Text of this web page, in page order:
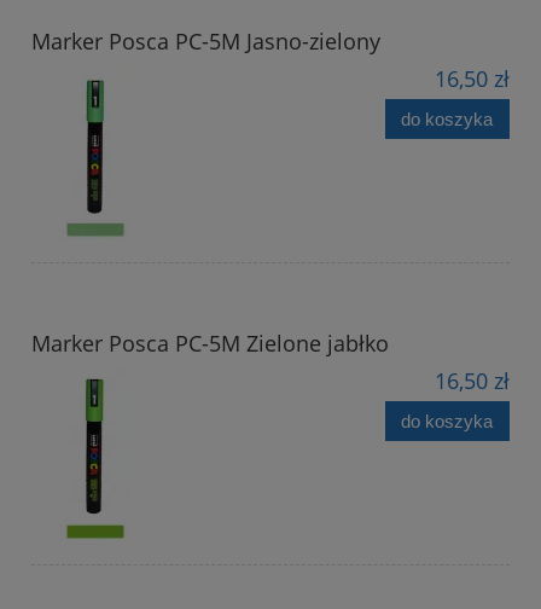
Marker Posca PC-5M Jasno-zielony
16,50 zł
do koszyka
Marker Posca PC-5M Zielone jabłko
16,50 zł
do koszyka